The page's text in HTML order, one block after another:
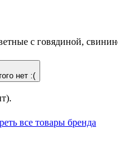
с говядиной,
нет :(
все товары бренда